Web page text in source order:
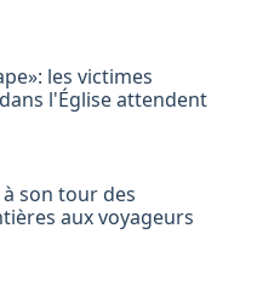
les victimes
l'Église attendent
son tour des
aux voyageurs